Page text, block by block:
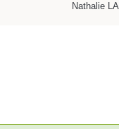
Nathalie